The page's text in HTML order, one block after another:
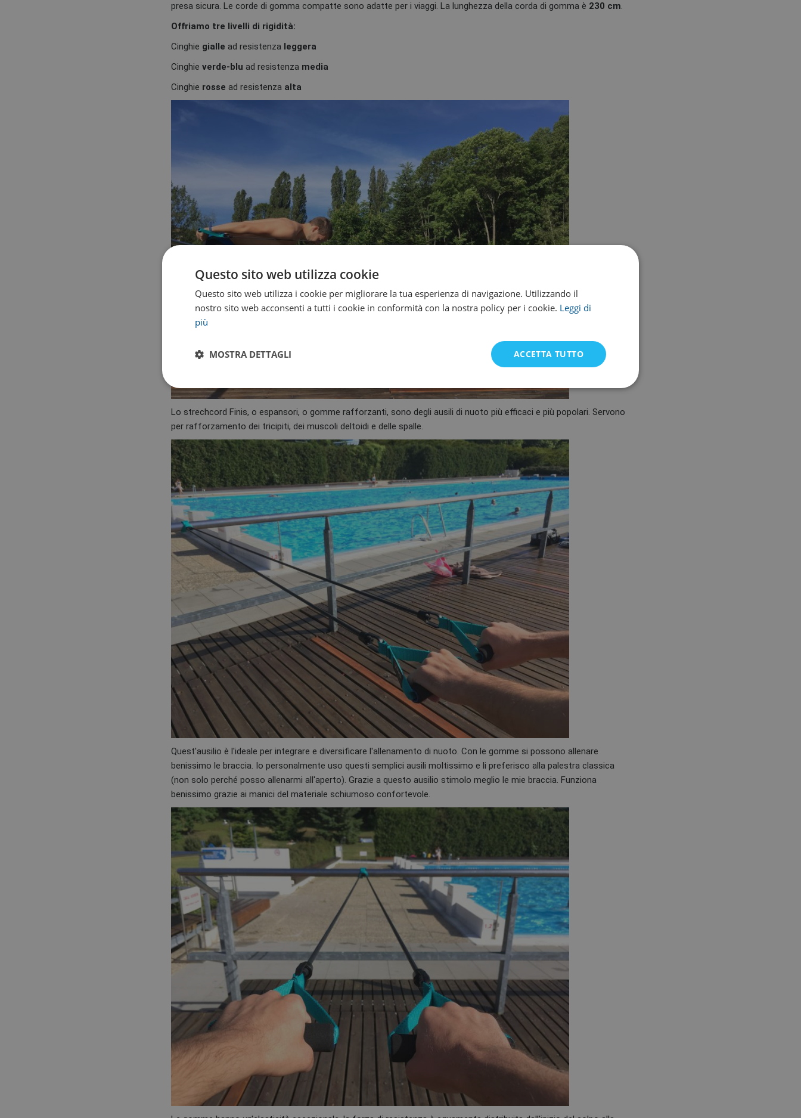
presa sicura. Le corde di gomma compatte sono adatte per i viaggi. La lunghezza della corda di gomma è 230 cm.
Offriamo tre livelli di rigidità:
Cinghie gialle ad resistenza leggera
Cinghie verde-blu ad resistenza media
Cinghie rosse ad resistenza alta
Lo strechcord Finis, o espansori, o gomme rafforzanti, sono degli ausili di nuoto più efficaci e più popolari. Servono
per rafforzamento dei tricipiti, dei muscoli deltoidi e delle spalle.
Quest'ausilio è l'ideale per integrare e diversificare l'allenamento di nuoto. Con le gomme si possono allenare
benissimo le braccia. Io personalmente uso questi semplici ausili moltissimo e li preferisco alla palestra classica
(non solo perché posso allenarmi all'aperto). Grazie a questo ausilio stimolo meglio le mie braccia. Funziona
benissimo grazie ai manici del materiale schiumoso confortevole.
Questo sito web utilizza cookie
Questo sito web utilizza i cookie per migliorare la tua esperienza di navigazione. Utilizzando il
nostro sito web acconsenti a tutti i cookie in conformità con la nostra policy per i cookie. Leggi di
più
ACCETTA TUTTO
MOSTRA DETTAGLI